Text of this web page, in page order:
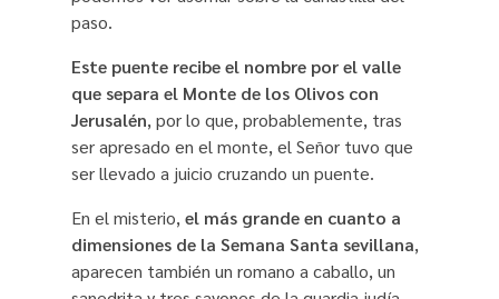
paso.
Este puente recibe el nombre por el valle
que separa el Monte de los Olivos con
Jerusalén, por lo que, probablemente, tras
ser apresado en el monte, el Señor tuvo que
ser llevado a juicio cruzando un puente.
En el misterio, el más grande en cuanto a
dimensiones de la Semana Santa sevillana,
aparecen también un romano a caballo, un